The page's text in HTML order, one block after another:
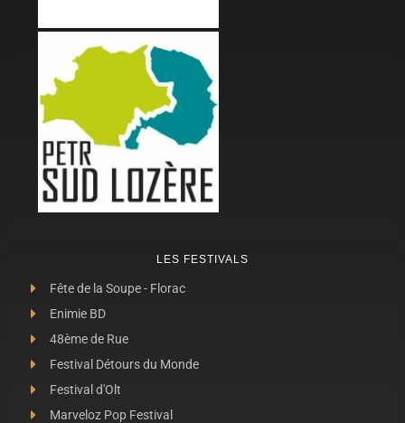
LES FESTIVALS
Fête de la Soupe - Florac
Enimie BD
48ème de Rue
Festival Détours du Monde
Festival d'Olt
Marveloz Pop Festival